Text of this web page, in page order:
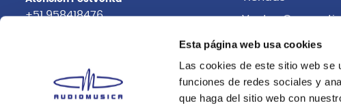
Esta página web usa cookies
Las cookies de este sitio web se
funciones de redes sociales y
que haga del sitio web con
+51 958418476
Ventas
Distribuidores
Trabaja con